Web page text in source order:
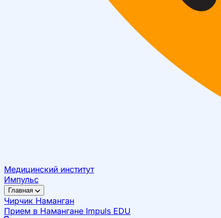
Медицинский институт
Импульс
Главная
Чирчик Наманган
Прием в Намангане Impuls EDU